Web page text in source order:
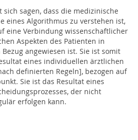
SORGEN
und Palliativstiftung
sich sagen, dass die medizinische
eines Algorithmus zu verstehen ist,
eine Verbindung wissenschaftlicher
Aspekten des Patienten in
angewiesen ist. Sie ist somit
eines individuellen ärztlichen
definierten Regeln], bezogen auf
Sie ist das Resultat eines
der nicht
erfolgen kann.